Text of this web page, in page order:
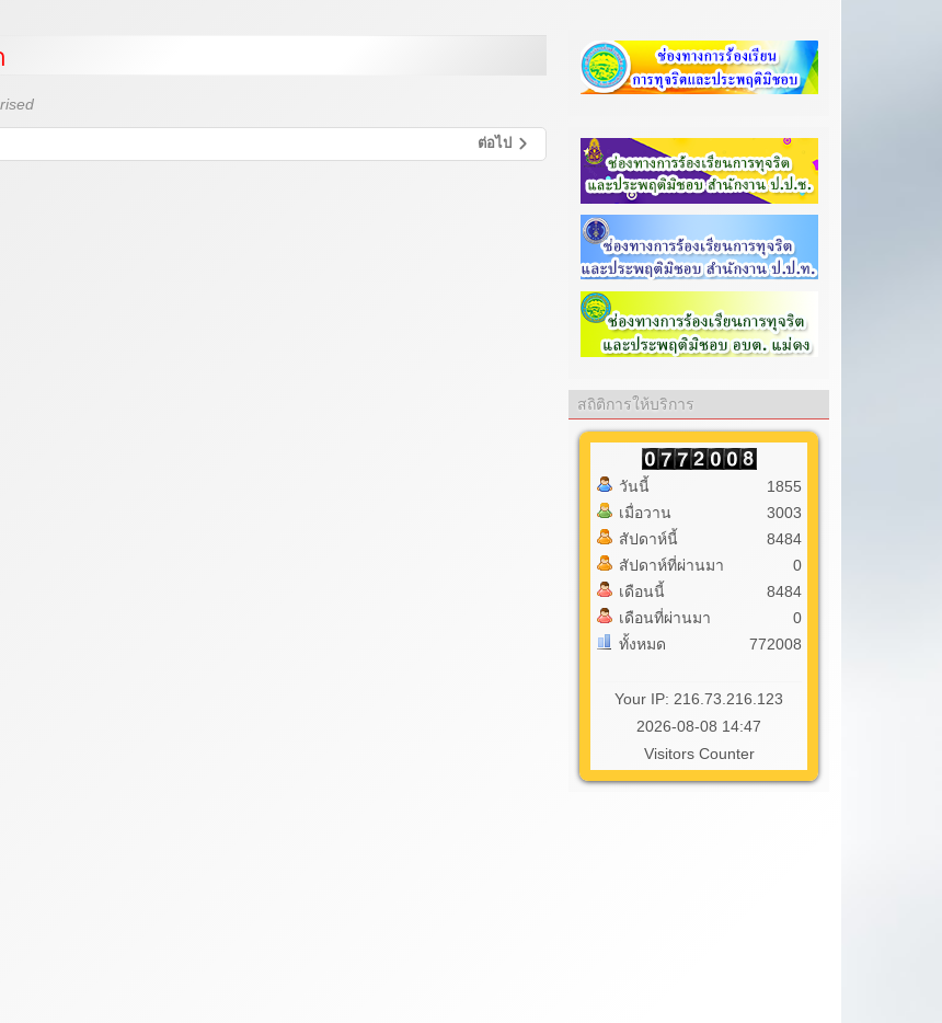
ต่อไป
สถิติการให้บริการ
วันนี้
เมื่อวาน
สัปดาห์นี้
สัปดาห์ที่ผ่านมา
เดือนนี้
เดือนที่ผ่านมา
ทั้งหมด
1855
3003
8484
0
8484
0
772008
Your IP: 216.73.216.123
2026-08-08 14:47
Visitors Counter